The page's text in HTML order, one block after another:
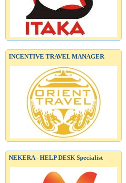
INCENTIVE TRAVEL MANAGER
NEKERA - HELP DESK Specialist